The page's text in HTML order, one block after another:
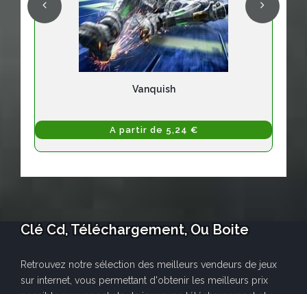
Vanquish
A partir de 5,24 €
Clé Cd, Téléchargement, Ou Boite
Retrouvez notre sélection des meilleurs vendeurs de jeux
sur internet, vous permettant d'obtenir les meilleurs prix